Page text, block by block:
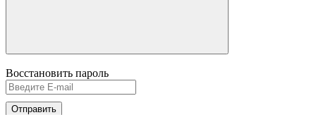
Восстановить пароль
Отправить